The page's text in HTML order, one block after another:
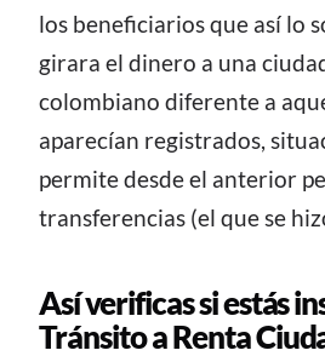
los beneficiarios que así lo
girara el dinero a una
colombiano diferente a
aparecían registrados,
permite desde el anterior
transferencias (el que se
Así verificas si estás
Tránsito a Renta